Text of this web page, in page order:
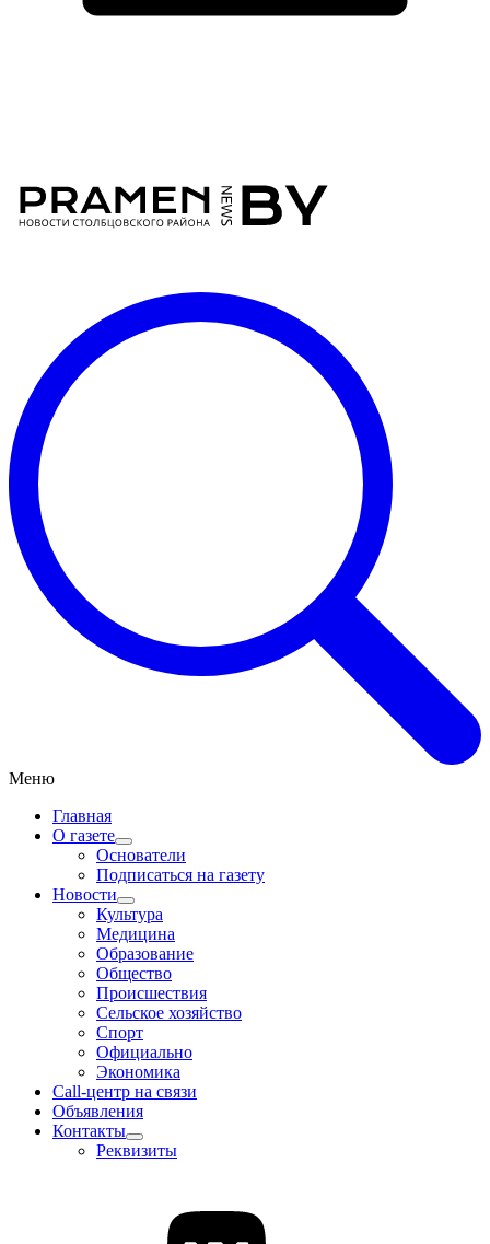
Меню
Главная
О газете
Основатели
Подписаться на газету
Новости
Культура
Медицина
Образование
Общество
Происшествия
Сельское хозяйство
Спорт
Официально
Экономика
Call-центр на связи
Объявления
Контакты
Реквизиты